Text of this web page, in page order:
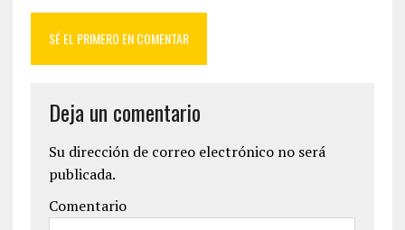
SÉ EL PRIMERO EN COMENTAR
Deja un comentario
Su dirección de correo electrónico no será
publicada.
Comentario